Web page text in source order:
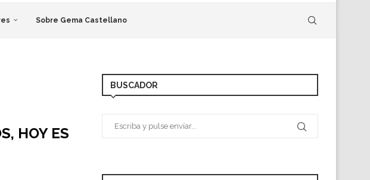
Sobre Gema Castellano
HOY ES
BUSCADOR